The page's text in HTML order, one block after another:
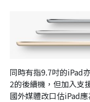
同時有指9.7吋的iPad
2的後續機，但加入支
國外媒體改口估iPad應